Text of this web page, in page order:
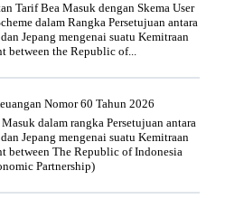
Tarif Bea Masuk dengan Skema User
dalam Rangka Persetujuan antara
Jepang mengenai suatu Kemitraan
between the Republic of...
Nomor 60 Tahun 2026
dalam rangka Persetujuan antara
Jepang mengenai suatu Kemitraan
between The Republic of Indonesia
Partnership)